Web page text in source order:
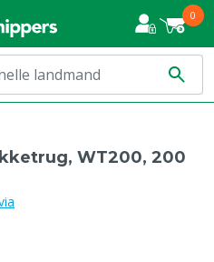
0
WT200, 200